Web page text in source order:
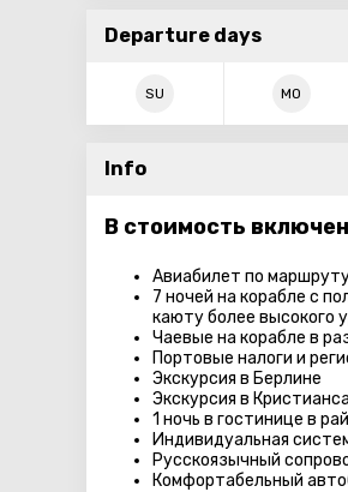
Departure days
SU MO
Info
В стоимость
Авиабилет по
7 ночей на корабле с
каюту более высокого
Чаевые на корабле в
Портовые налоги и
Экскурсия в Берлине
Экскурсия в
1 ночь в гостинице в
Индивидуальная
Русскоязычный
Комфортабельный